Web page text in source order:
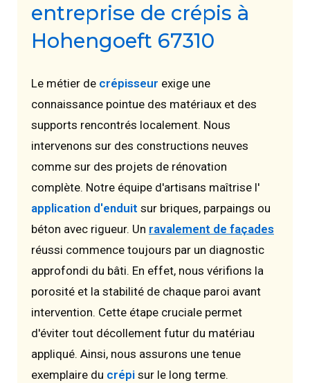
entreprise de crépis à
Hohengoeft 67310
Le métier de crépisseur exige une
connaissance pointue des matériaux et des
supports rencontrés localement. Nous
intervenons sur des constructions neuves
comme sur des projets de rénovation
complète. Notre équipe d'artisans maîtrise l'
application d'enduit sur briques, parpaings ou
béton avec rigueur. Un ravalement de façades
réussi commence toujours par un diagnostic
approfondi du bâti. En effet, nous vérifions la
porosité et la stabilité de chaque paroi avant
intervention. Cette étape cruciale permet
d'éviter tout décollement futur du matériau
appliqué. Ainsi, nous assurons une tenue
exemplaire du crépi sur le long terme.